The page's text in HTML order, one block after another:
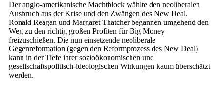
Der anglo-amerikanische Machtblock wählte den neoliberalen
Ausbruch aus der Krise und den Zwängen des New Deal.
Ronald Reagan und Margaret Thatcher begannen umgehend den
Weg zu den richtig großen Profiten für Big Money
freizuschießen. Die nun einsetzende neoliberale
Gegenreformation (gegen den Reformprozess des New Deal)
kann in der Tiefe ihrer sozioökonomischen und
gesellschaftspolitisch-ideologischen Wirkungen kaum überschätzt
werden.